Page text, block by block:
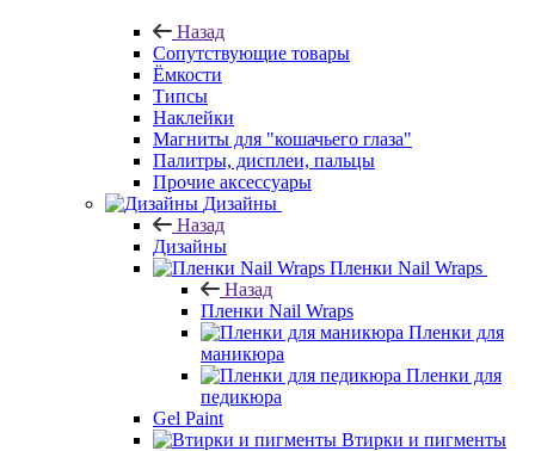
Назад
Сопутствующие товары
Ёмкости
Типсы
Наклейки
Магниты для "кошачьего глаза"
Палитры, дисплеи, пальцы
Прочие аксессуары
Дизайны
Назад
Дизайны
Пленки Nail Wraps
Назад
Пленки Nail Wraps
Пленки для
маникюра
Пленки для
педикюра
Gel Paint
Втирки и пигменты